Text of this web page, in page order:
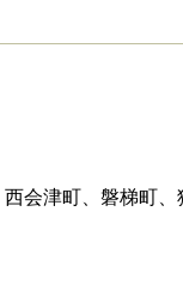
会津町、磐梯町、